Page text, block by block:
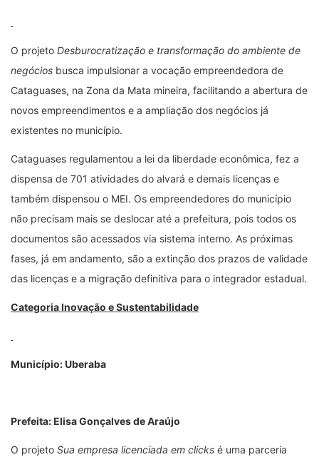
O projeto Desburocratização e transformação do ambiente de
negócios busca impulsionar a vocação empreendedora de
Cataguases, na Zona da Mata mineira, facilitando a abertura de
novos empreendimentos e a ampliação dos negócios já
existentes no município.
Cataguases regulamentou a lei da liberdade econômica, fez a
dispensa de 701 atividades do alvará e demais licenças e
também dispensou o MEI. Os empreendedores do município
não precisam mais se deslocar até a prefeitura, pois todos os
documentos são acessados via sistema interno. As próximas
fases, já em andamento, são a extinção dos prazos de validade
das licenças e a migração definitiva para o integrador estadual.
Categoria Inovação e Sustentabilidade
Município: Uberaba
Prefeita: Elisa Gonçalves de Araújo
O projeto Sua empresa licenciada em clicks é uma parceria